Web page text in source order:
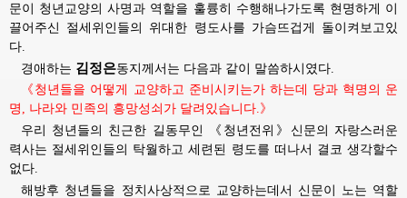
문이 청년교양의 사명과 역할을 훌륭히 수행해나가도록 현명하게 이
끌어주신 절세위인들의 위대한 령도사를 가슴뜨겁게 돌이켜보고있
다.
경애하는 김정은동지께서는 다음과 같이 말씀하시였다.
《청년들을 어떻게 교양하고 준비시키는가 하는데 당과 혁명의 운
명, 나라와 민족의 흥망성쇠가 달려있습니다.》
우리 청년들의 친근한 길동무인 《청년전위》신문의 자랑스러운
력사는 절세위인들의 탁월하고 세련된 령도를 떠나서 결코 생각할수
없다.
해방후 청년들을 정치사상적으로 교양하는데서 신문이 노는 역할